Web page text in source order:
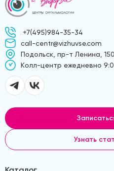
+7(495)984-35-34
call-centr@vizhuvse.com
Подольск, пр-т Ленина,
Kолл-центр ежедневно
Узнать